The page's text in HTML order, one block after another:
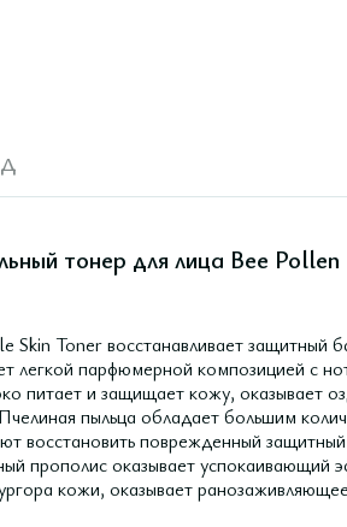
тонер для лица Bee
Toner восстанавливает защитный
легкой парфюмерной композицией с
питает и защищает кожу, оказывает
пыльца обладает большим
восстановить поврежденный
прополис оказывает успокаивающий
кожи, оказывает